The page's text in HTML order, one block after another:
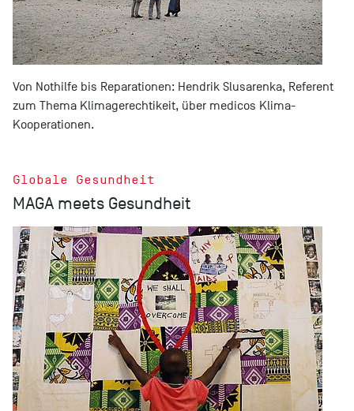
Von Nothilfe bis Reparationen: Hendrik Slusarenka, Referent
zum Thema Klimagerechtikeit, über medicos Klima-
Kooperationen.
Globale Gesundheit
MAGA meets Gesundheit